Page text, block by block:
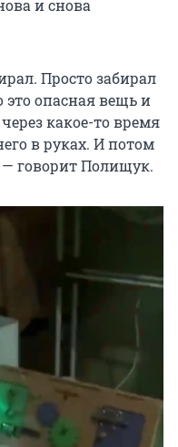
и снова
Просто забирал
опасная вещь и
какое-то время
в руках. И потом
— говорит Полищук.